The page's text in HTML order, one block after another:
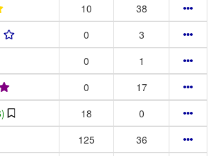
10
38
0
3
0
1
0
17
18
0
125
36